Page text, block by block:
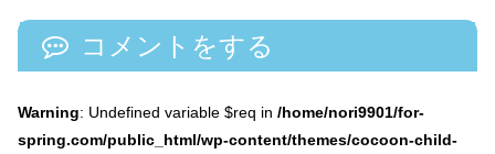
コメントをする
Warning: Undefined variable $req in /home/nori9901/for-
spring.com/public_html/wp-content/themes/cocoon-child-